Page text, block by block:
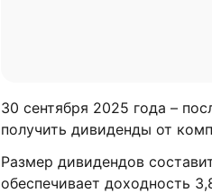
30 сентября 2025 года –
получить дивиденды от
Размер дивидендов
обеспечивает доходность